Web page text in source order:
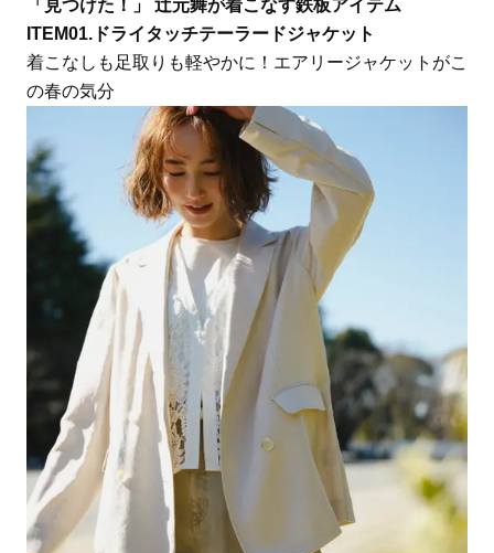
「見つけた！」 辻元舞が着こなす鉄板アイテム
ITEM01.ドライタッチテーラードジャケット
着こなしも足取りも軽やかに！エアリージャケットがこ
の春の気分